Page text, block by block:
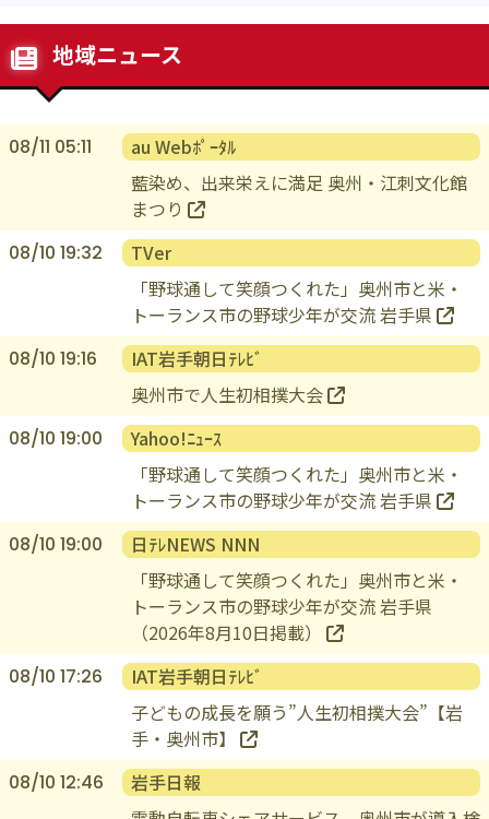
地域ニュース
08/11 05:11
au Webﾎﾟｰﾀﾙ
藍染め、出来栄えに満足 奥州・江刺文化館
まつり
08/10 19:32
TVer
「野球通して笑顔つくれた」奥州市と米・
トーランス市の野球少年が交流 岩手県
08/10 19:16
IAT岩手朝日ﾃﾚﾋﾞ
奥州市で人生初相撲大会
08/10 19:00
Yahoo!ﾆｭｰｽ
「野球通して笑顔つくれた」奥州市と米・
トーランス市の野球少年が交流 岩手県
08/10 19:00
日ﾃﾚNEWS NNN
「野球通して笑顔つくれた」奥州市と米・
トーランス市の野球少年が交流 岩手県
（2026年8月10日掲載）
08/10 17:26
IAT岩手朝日ﾃﾚﾋﾞ
子どもの成長を願う”人生初相撲大会”【岩
手・奥州市】
08/10 12:46
岩手日報